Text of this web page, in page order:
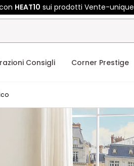
HEAT10 sui prodotti Vente-unique
Consigli Corner Prestige